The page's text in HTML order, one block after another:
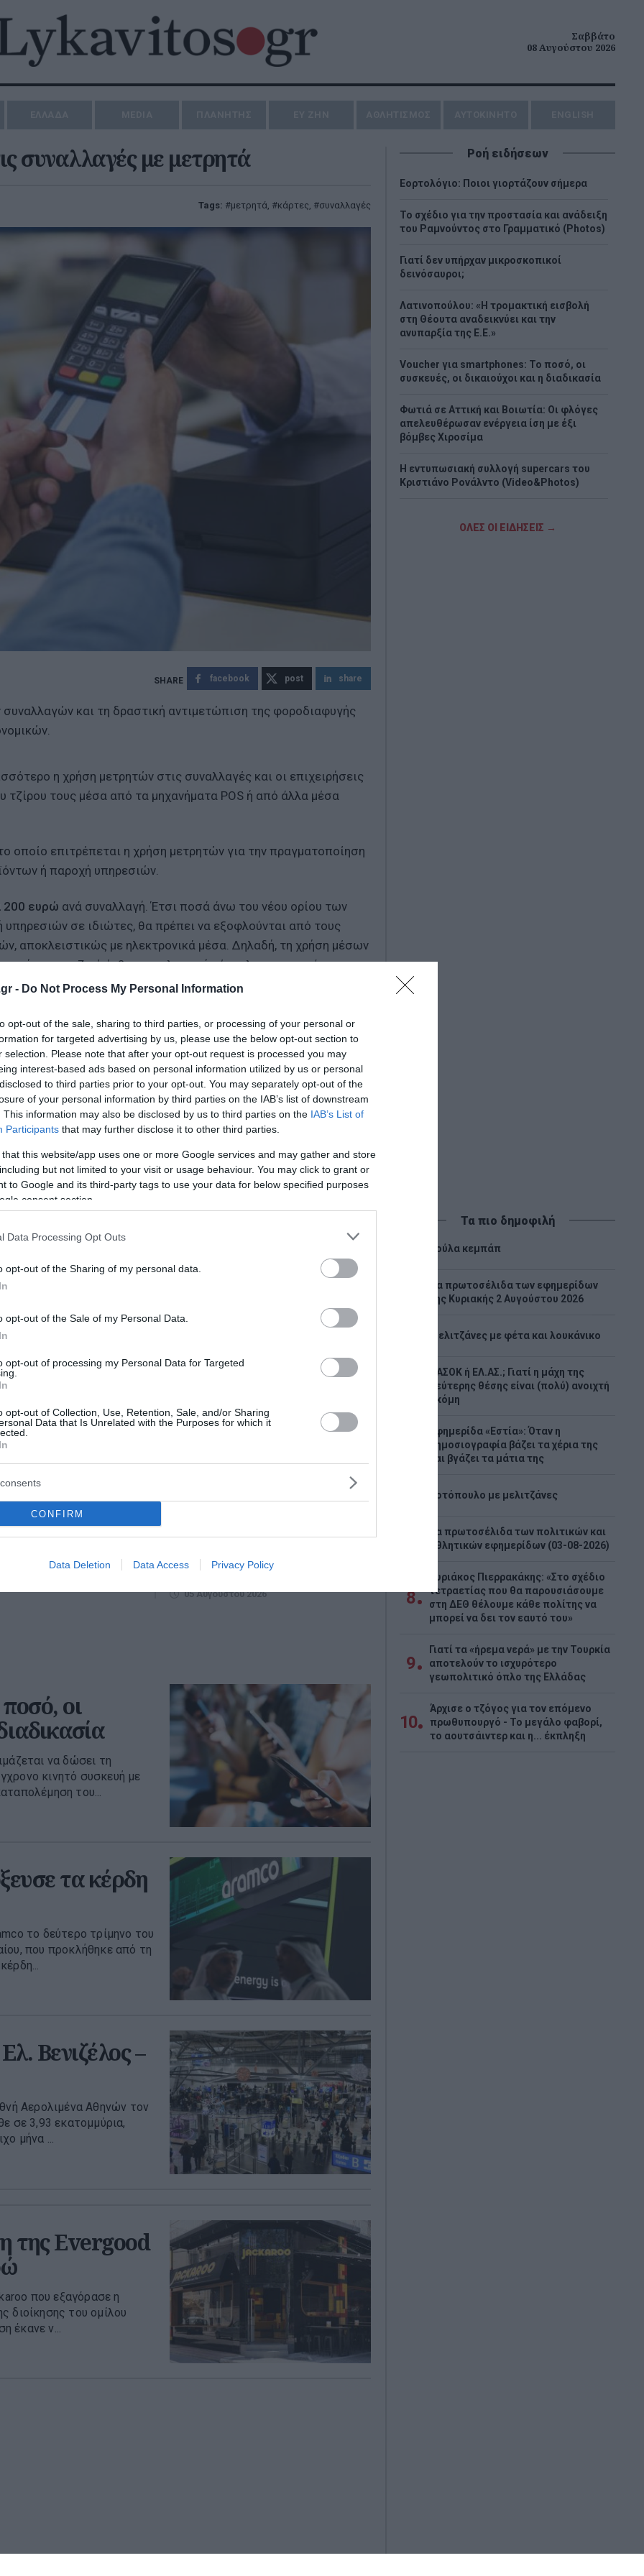
- Do Not Process My Personal Information
opt-out of the sale, sharing to third parties, or processing of your personal or
for targeted advertising by us, please use the below opt-out section to
selection. Please note that after your opt-out request is processed you may
interest-based ads based on personal information utilized by us or personal
to third parties prior to your opt-out. You may separately opt-out of the
of your personal information by third parties on the IAB’s list of downstream
This information may also be disclosed by us to third parties on the IAB’s List of
Participants that may further disclose it to other third parties.
that this website/app uses one or more Google services and may gather and store
but not limited to your visit or usage behaviour. You may click to grant or
to Google and its third-party tags to use your data for below specified purposes
consent section.
Data Processing Opt Outs
opt-out of the Sharing of my personal data.
opt-out of the Sale of my Personal Data.
opt-out of processing my Personal Data for Targeted
opt-out of Collection, Use, Retention, Sale, and/or Sharing
Data that Is Unrelated with the Purposes for which it
CONFIRM
Data Deletion Data Access Privacy Policy
Σαββάτο
08 Αυγούστου 2026
συναλλαγές με μετρητά
Tags: μετρητά, κάρτες, συναλλαγές
facebook post share
και τη δραστική αντιμετώπιση της φοροδιαφυγής
η χρήση μετρητών στις συναλλαγές και οι επιχειρήσεις
τζίρου τους μέσα από τα μηχανήματα POS ή από άλλα μέσα
οποίο επιτρέπεται η χρήση μετρητών για την πραγματοποίηση
ή παροχή υπηρεσιών.
200 ευρώ ανά συναλλαγή. Έτσι ποσά άνω του νέου ορίου των
σε ιδιώτες, θα πρέπει να εξοφλούνται από τους
αποκλειστικώς με ηλεκτρονικά μέσα. Δηλαδή, τη χρήση μέσων
τραπεζικό έμβασμα, πληρωμή μέσω λογαριασμού
της διενέργειας από τους servicers
Δείτε παραδείγματα
- Αναλυτικά παραδείγματα με τα νέα ποσά
Lykavitos.gr στο Google News
Ροή ειδήσεων
Εορτολόγιο: Ποιοι γιορτάζουν σήμερα
Το σχέδιο για την προστασία και ανάδειξη
του Ραμνούντος στο Γραμματικό (Photos)
Γιατί δεν υπήρχαν μικροσκοπικοί
δεινόσαυροι;
Λατινοπούλου: «Η τρομακτική εισβολή
στη Θέουτα αναδεικνύει και την
ανυπαρξία της Ε.Ε.»
Voucher για smartphones: Το ποσό, οι
συσκευές, οι δικαιούχοι και η διαδικασία
Φωτιά σε Αττική και Βοιωτία: Οι φλόγες
απελευθέρωσαν ενέργεια ίση με έξι
βόμβες Χιροσίμα
H εντυπωσιακή συλλογή supercars του
Κριστιάνο Ρονάλντο (Video&Photos)
κλήρωσης της Παρασκευής
ΟΛΕΣ ΟΙ ΕΙΔΗΣΕΙΣ →
ευρώ από τον
είναι οι
7 Αυγούστου,
βοηθήματος του
Αγροτικής Εστίας (ΛΑΕ)
τους δικαιούχους του
«Τουρισμός για Όλους»:
Ξεκίνησαν οι αιτήσεις με
Ξεκίνησαν οι αιτήσεις συμμετοχής στο
μπορούν να υποβληθούν σταδιακά, με
βάση...
05 Αυγούστου 2026
οι
να δώσει τη
κινητό συσκευή με
του...
τα κέρδη
το δεύτερο τρίμηνο του
που προκλήθηκε από τη
Βενιζέλος –
Αερολιμένα Αθηνών τον
σε 3,93 εκατομμύρια,
μήνα ...
της Evergood
που εξαγόρασε η
διοίκησης του ομίλου
έκανε ν...
Τα πιο δημοφιλή
Λούλα κεμπάπ
Tα πρωτοσέλιδα των εφημερίδων
της Κυριακής 2 Αυγούστου 2026
Μελιτζάνες με φέτα και λουκάνικο
ΠΑΣΟΚ ή ΕΛ.ΑΣ.; Γιατί η μάχη της
δεύτερης θέσης είναι (πολύ) ανοιχτή
ακόμη
Εφημερίδα «Εστία»: Όταν η
δημοσιογραφία βάζει τα χέρια της
και βγάζει τα μάτια της
Κοτόπουλο με μελιτζάνες
Τα πρωτοσέλιδα των πολιτικών και
αθλητικών εφημερίδων (03-08-2026)
8
Κυριάκος Πιερρακάκης: «Στο σχέδιο
τετραετίας που θα παρουσιάσουμε
στη ΔΕΘ θέλουμε κάθε πολίτης να
μπορεί να δει τον εαυτό του»
9
Γιατί τα «ήρεμα νερά» με την Τουρκία
αποτελούν το ισχυρότερο
γεωπολιτικό όπλο της Ελλάδας
10
Άρχισε ο τζόγος για τον επόμενο
πρωθυπουργό - Το μεγάλο φαβορί,
το αουτσάιντερ και η... έκπληξη